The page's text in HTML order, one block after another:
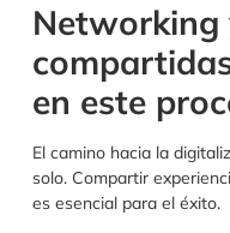
Networking
en este
El camino hacia la
solo. Compartir
es esencial para el éxito.